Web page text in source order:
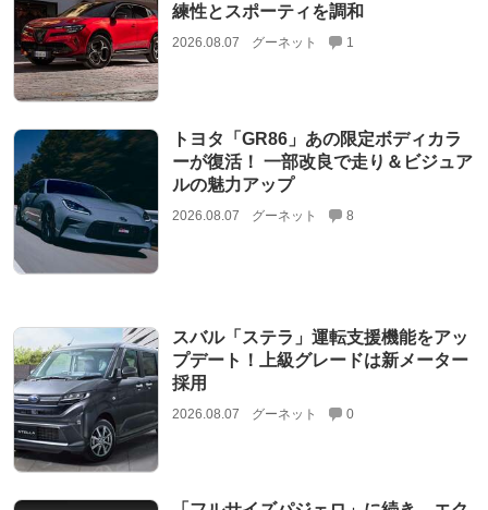
練性とスポーティを調和
2026.08.07 グーネット 1
トヨタ「GR86」あの限定ボディカラ
ーが復活！ 一部改良で走り＆ビジュア
ルの魅力アップ
2026.08.07 グーネット 8
スバル「ステラ」運転支援機能をアッ
プデート！上級グレードは新メーター
採用
2026.08.07 グーネット 0